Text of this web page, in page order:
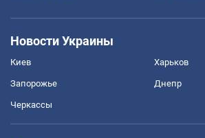
Новости Украины
Киев Харьков
Запорожье Днепр
Черкассы